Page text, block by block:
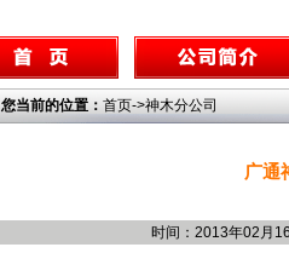
您当前的位置： 首页->神木分公司
广通
时间：2013年02月